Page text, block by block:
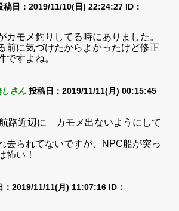
稿日：2019/11/10(日) 22:24:27 ID：
カモメ釣りしてる時にありました。
前に気づけたからよかったけど修正
ですよね。
さん 投稿日：2019/11/11(月) 00:15:45
路近辺に カモメ出ないようにして
去られてないですが、NPC船が突っ
怖い！
：2019/11/11(月) 11:07:16 ID：